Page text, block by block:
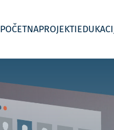
POČETNAPROJEKTI